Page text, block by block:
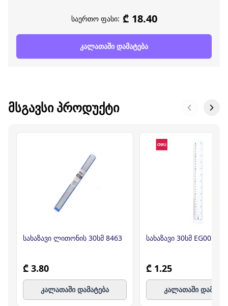
საერთო ფასი: ₾ 18.40
კალათაში დამატება
ᲛᲡᲒᲐᲕᲡᲘ ᲞᲠᲝᲓᲣᲥᲢᲘ
სახაზავი ლითონის 30სმ 8463
₾ 3.80
კალათაში დამატება
სახაზავი 30სმ EG00312
₾ 1.25
კალათაში